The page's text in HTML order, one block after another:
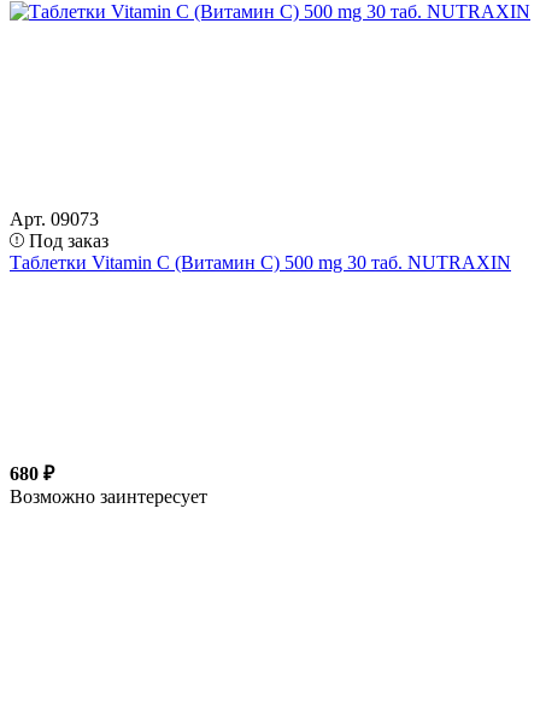
Арт. 09073
Под заказ
Таблетки Vitamin C (Витамин С) 500 mg 30 таб. NUTRAXIN
680 ₽
Возможно заинтересует